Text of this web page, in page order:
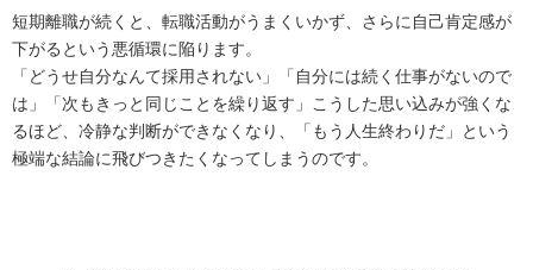
短期離職が続くと、転職活動がうまくいかず、さらに自己肯定感が
下がるという悪循環に陥ります。
「どうせ自分なんて採用されない」「自分には続く仕事がないので
は」「次もきっと同じことを繰り返す」こうした思い込みが強くな
るほど、冷静な判断ができなくなり、「もう人生終わりだ」という
極端な結論に飛びつきたくなってしまうのです。